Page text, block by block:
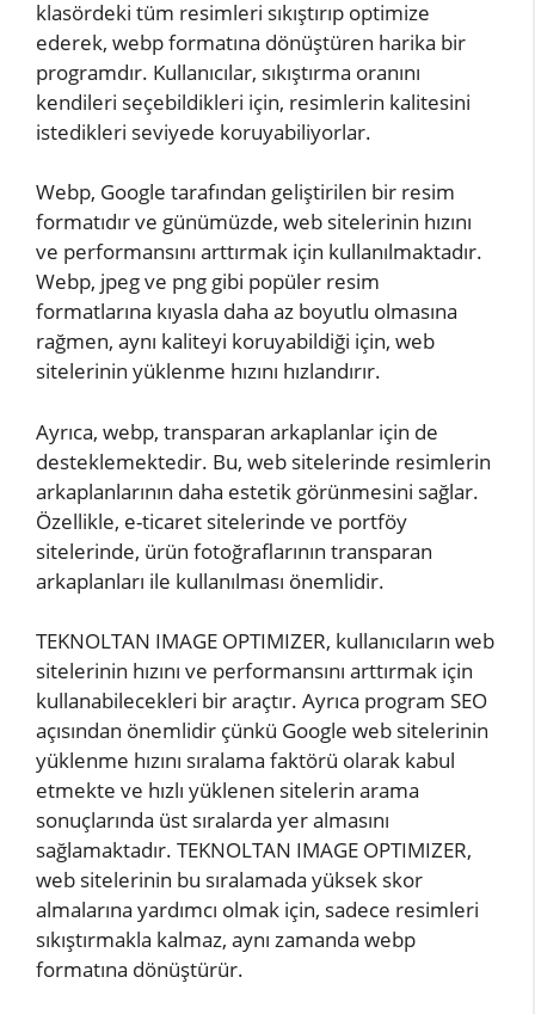
klasördeki tüm resimleri sıkıştırıp optimize
ederek, webp formatına dönüştüren harika bir
programdır. Kullanıcılar, sıkıştırma oranını
kendileri seçebildikleri için, resimlerin kalitesini
istedikleri seviyede koruyabiliyorlar.
Webp, Google tarafından geliştirilen bir resim
formatıdır ve günümüzde, web sitelerinin hızını
ve performansını arttırmak için kullanılmaktadır.
Webp, jpeg ve png gibi popüler resim
formatlarına kıyasla daha az boyutlu olmasına
rağmen, aynı kaliteyi koruyabildiği için, web
sitelerinin yüklenme hızını hızlandırır.
Ayrıca, webp, transparan arkaplanlar için de
desteklemektedir. Bu, web sitelerinde resimlerin
arkaplanlarının daha estetik görünmesini sağlar.
Özellikle, e-ticaret sitelerinde ve portföy
sitelerinde, ürün fotoğraflarının transparan
arkaplanları ile kullanılması önemlidir.
TEKNOLTAN IMAGE OPTIMIZER, kullanıcıların web
sitelerinin hızını ve performansını arttırmak için
kullanabilecekleri bir araçtır. Ayrıca program SEO
açısından önemlidir çünkü Google web sitelerinin
yüklenme hızını sıralama faktörü olarak kabul
etmekte ve hızlı yüklenen sitelerin arama
sonuçlarında üst sıralarda yer almasını
sağlamaktadır. TEKNOLTAN IMAGE OPTIMIZER,
web sitelerinin bu sıralamada yüksek skor
almalarına yardımcı olmak için, sadece resimleri
sıkıştırmakla kalmaz, aynı zamanda webp
formatına dönüştürür.